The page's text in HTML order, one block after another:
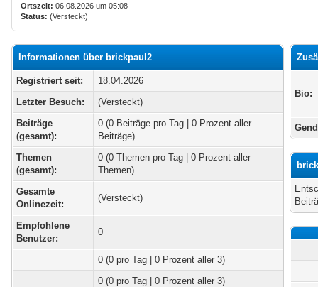
Ortszeit: 06.08.2026 um 05:08
Status: (Versteckt)
Informationen über brickpaul2
Registriert seit:
18.04.2026
Letzter Besuch:
(Versteckt)
Beiträge
(gesamt):
0 (0 Beiträge pro Tag | 0 Prozent aller
Beiträge)
Themen
(gesamt):
0 (0 Themen pro Tag | 0 Prozent aller
Themen)
Gesamte
Onlinezeit:
(Versteckt)
Empfohlene
Benutzer:
0
0 (0 pro Tag | 0 Prozent aller 3)
0 (0 pro Tag | 0 Prozent aller 3)
Bio: